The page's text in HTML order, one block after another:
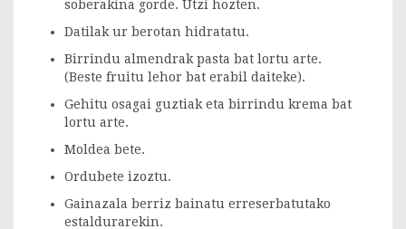
soberakina gorde. Utzi hozten.
Datilak ur berotan hidratatu.
Birrindu almendrak pasta bat lortu arte.
(Beste fruitu lehor bat erabil daiteke).
Gehitu osagai guztiak eta birrindu krema bat
lortu arte.
Moldea bete.
Ordubete izoztu.
Gainazala berriz bainatu erreserbatutako
estaldurarekin.